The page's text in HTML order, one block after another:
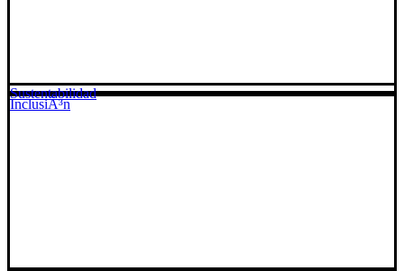
InclusiÃ³n
Sustentabilidad